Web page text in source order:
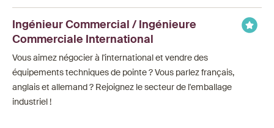
Ingénieur Commercial / Ingénieure
Commerciale International
Vous aimez négocier à l'international et vendre des
équipements techniques de pointe ? Vous parlez français,
anglais et allemand ? Rejoignez le secteur de l'emballage
industriel !